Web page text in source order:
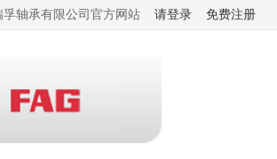
孚轴承有限公司官方网站 请登录 免费注册